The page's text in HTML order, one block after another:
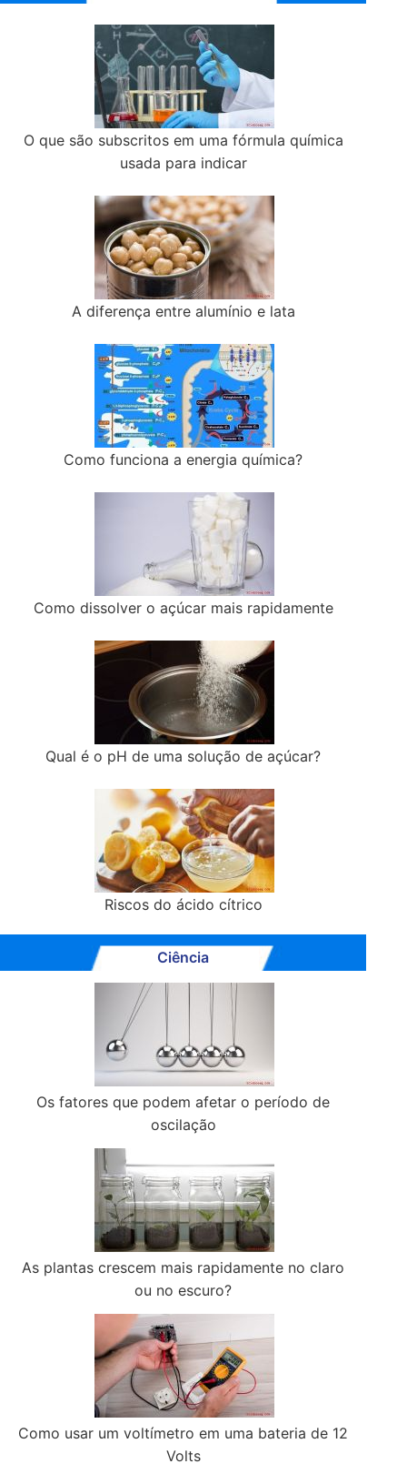
O que são subscritos em uma fórmula química
usada para indicar
A diferença entre alumínio e lata
Como funciona a energia química?
Como dissolver o açúcar mais rapidamente
Qual é o pH de uma solução de açúcar?
Riscos do ácido cítrico
Ciência
Os fatores que podem afetar o período de
oscilação
As plantas crescem mais rapidamente no claro
ou no escuro?
Como usar um voltímetro em uma bateria de 12
Volts